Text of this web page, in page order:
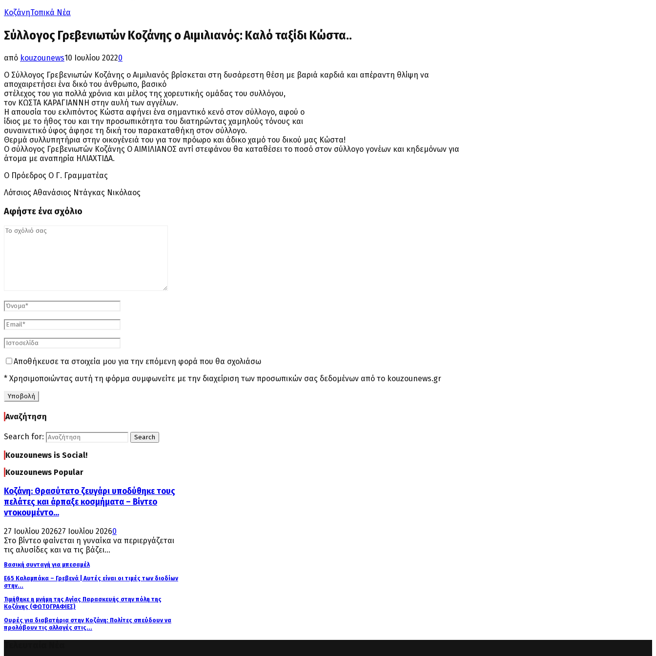
ΚοζάνηΤοπικά Νέα
Σύλλογος Γρεβενιωτών Κοζάνης ο Αιμιλιανός: Καλό ταξίδι Κώστα..
από kouzounews10 Ιουλίου 20220
Ο Σύλλογος Γρεβενιωτών Κοζάνης ο Αιμιλιανός βρίσκεται στη δυσάρεστη θέση με βαριά καρδιά και απέραντη θλίψη να
αποχαιρετήσει ένα δικό του άνθρωπο, βασικό
στέλεχος του για πολλά χρόνια και μέλος της χορευτικής ομάδας του συλλόγου,
τον ΚΩΣΤΑ ΚΑΡΑΓΙΑΝΝΗ στην αυλή των αγγέλων.
Η απουσία του εκλιπόντος Κώστα αφήνει ένα σημαντικό κενό στον σύλλογο, αφού ο
ίδιος με το ήθος του και την προσωπικότητα του διατηρώντας χαμηλούς τόνους και
συναινετικό ύφος άφησε τη δική του παρακαταθήκη στον σύλλογο.
Θερμά συλλυπητήρια στην οικογένειά του για τον πρόωρο και άδικο χαμό του δικού μας Κώστα!
Ο σύλλογος Γρεβενιωτών Κοζάνης Ο ΑΙΜΙΛΙΑΝΟΣ αντί στεφάνου θα καταθέσει το ποσό στον σύλλογο γονέων και κηδεμόνων για
άτομα με αναπηρία ΗΛΙΑΧΤΙΔΑ.
Ο Πρόεδρος Ο Γ. Γραμματέας
Λότσιος Αθανάσιος Ντάγκας Νικόλαος
Αφήστε ένα σχόλιο
Αποθήκευσε τα στοιχεία μου για την επόμενη φορά που θα σχολιάσω
* Χρησιμοποιώντας αυτή τη φόρμα συμφωνείτε με την διαχείριση των προσωπικών σας δεδομένων από το kouzounews.gr
Αναζήτηση
Search for: Search
Kouzounews is Social!
Kouzounews Popular
Κοζάνη: Θρασύτατο ζευγάρι υποδύθηκε τους
πελάτες και άρπαξε κοσμήματα – Βίντεο
ντοκουμέντο...
27 Ιουλίου 202627 Ιουλίου 20260
Στο βίντεο φαίνεται η γυναίκα να περιεργάζεται
τις αλυσίδες και να τις βάζει...
Βασική συνταγή για μπεσαμέλ
Ε65 Καλαμπάκα – Γρεβενά | Αυτές είναι οι τιμές των διοδίων
στην...
Τιμήθηκε η μνήμη της Αγίας Παρασκευής στην πόλη της
Κοζάνης (ΦΩΤΟΓΡΑΦΙΕΣ)
Ουρές για διαβατήρια στην Κοζάνη: Πολίτες σπεύδουν να
προλάβουν τις αλλαγές στις...